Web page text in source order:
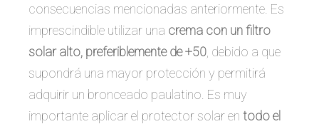
consecuencias mencionadas anteriormente. Es
imprescindible utilizar una crema con un filtro
solar alto, preferiblemente de +50, debido a que
supondrá una mayor protección y permitirá
adquirir un bronceado paulatino. Es muy
importante aplicar el protector solar en todo el